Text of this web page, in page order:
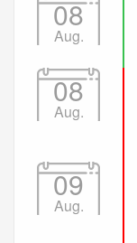
08
Aug.
08
Aug.
09
Aug.